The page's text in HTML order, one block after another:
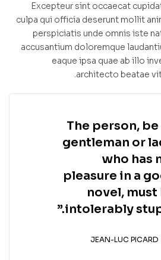
Excepteur sint occaecat
culpa qui officia deserunt mollit
perspiciatis unde omnis iste
accusantium doloremque
eaque ipsa quae ab illo
architecto beatae
“The person,
gentleman or
who has
pleasure in a
novel, must
intolerably
JEAN-LUC PICARD